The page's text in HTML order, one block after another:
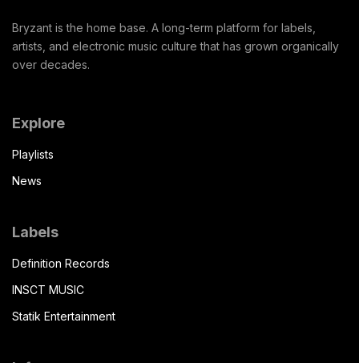
Bryzant is the home base. A long-term platform for labels,
artists, and electronic music culture that has grown organically
over decades.
Explore
Playlists
News
Labels
Definition Records
INSCT MUSIC
Statik Entertainment